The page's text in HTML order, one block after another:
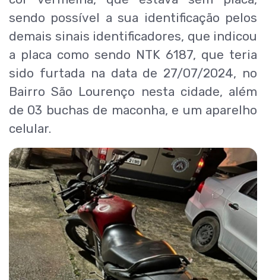
sendo possível a sua identificação pelos
demais sinais identificadores, que indicou
a placa como sendo NTK 6187, que teria
sido furtada na data de 27/07/2024, no
Bairro São Lourenço nesta cidade, além
de 03 buchas de maconha, e um aparelho
celular.